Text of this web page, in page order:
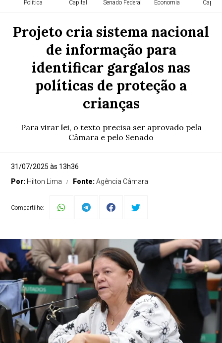
Política Capital Senado Federal Economia Capital
Projeto cria sistema nacional
de informação para
identificar gargalos nas
políticas de proteção a
crianças
Para virar lei, o texto precisa ser aprovado pela
Câmara e pelo Senado
31/07/2025 às 13h36
Por: Hilton Lima Fonte:Agência Câmara
Compartilhe: